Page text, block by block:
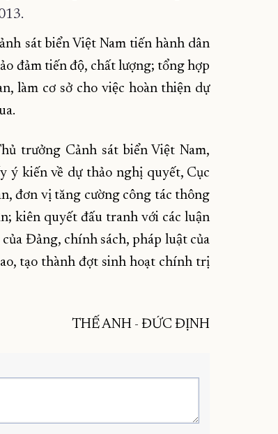
sát biển Việt Nam tiến hành dân
đảm tiến độ, chất lượng; tổng hợp
làm cơ sở cho việc hoàn thiện dự
trưởng Cảnh sát biển Việt Nam,
ý kiến về dự thảo nghị quyết, Cục
đơn vị tăng cường công tác thông
kiên quyết đấu tranh với các luận
Đảng, chính sách, pháp luật của
tạo thành đợt sinh hoạt chính trị
THẾ ANH - ĐỨC ĐỊNH